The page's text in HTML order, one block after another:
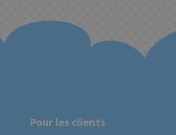
Pour les clients